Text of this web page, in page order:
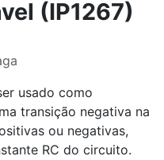
(IP1267)
usado como
transição negativa na
ou negativas,
RC do circuito.